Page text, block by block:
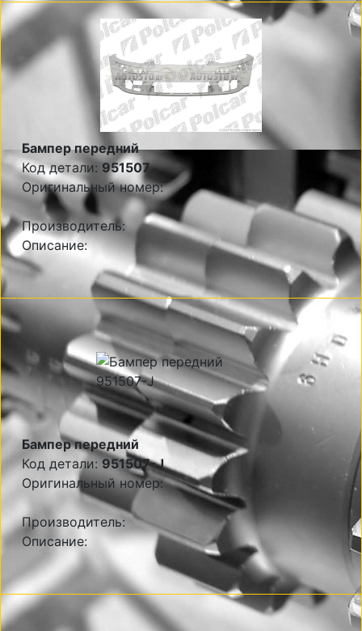
Бампер передний
Код детали: 951507
Оригинальный номер:
Производитель:
Описание:
Бампер передний
Код детали: 951507-J
Оригинальный номер:
Производитель:
Описание: